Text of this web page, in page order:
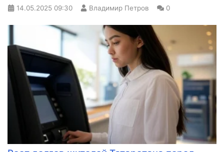
14.05.2025 09:30 Владимир Петров 0